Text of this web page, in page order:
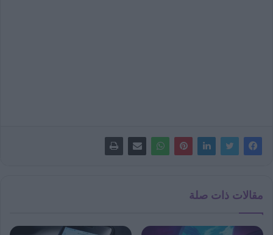
مقالات ذات صلة